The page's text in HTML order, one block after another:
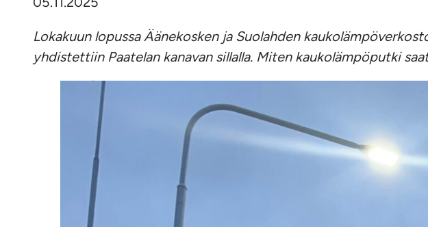
Lokakuun lopussa Äänekosken ja Suolahden
yhdistettiin Paatelan kanavan sillalla. Miten kaukolämpöputki